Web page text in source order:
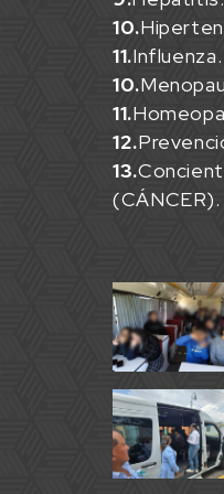
10.
11.Influenza.
10.
11.
12.
13.
(CÁNCER).